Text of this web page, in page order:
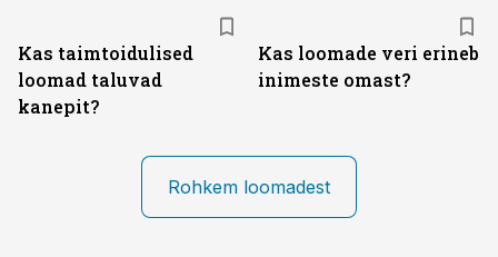
Kas taimtoidulised
loomad taluvad
kanepit?
Kas loomade veri erineb
inimeste omast?
Rohkem loomadest